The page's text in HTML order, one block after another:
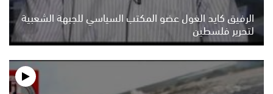
الرفيق كايد الغول عضو المكتب السياسي للجبهة الشعبية
لتحرير فلسطين